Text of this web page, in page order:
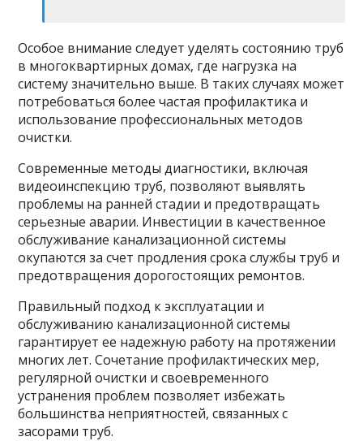
Особое внимание следует уделять состоянию труб
в многоквартирных домах, где нагрузка на
систему значительно выше. В таких случаях может
потребоваться более частая профилактика и
использование профессиональных методов
очистки.
Современные методы диагностики, включая
видеоинспекцию труб, позволяют выявлять
проблемы на ранней стадии и предотвращать
серьезные аварии. Инвестиции в качественное
обслуживание канализационной системы
окупаются за счет продления срока службы труб и
предотвращения дорогостоящих ремонтов.
Правильный подход к эксплуатации и
обслуживанию канализационной системы
гарантирует ее надежную работу на протяжении
многих лет. Сочетание профилактических мер,
регулярной очистки и своевременного
устранения проблем позволяет избежать
большинства неприятностей, связанных с
засорами труб.